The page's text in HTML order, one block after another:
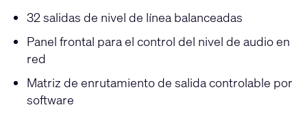
32 salidas de nivel de línea balanceadas
Panel frontal para el control del nivel de audio en
red
Matriz de enrutamiento de salida controlable por
software